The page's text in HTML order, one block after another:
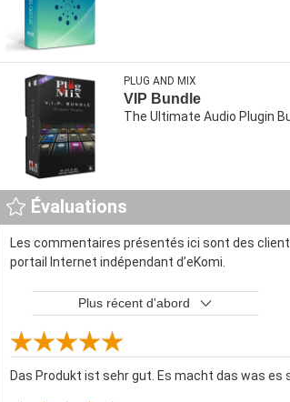
PLUG AND MIX
VIP Bundle
The Ultimate Audio Plugin
Évaluations
Les commentaires présentés ici sont des
portail Internet indépendant d’eKomi.
Plus récent d'abord
Das Produkt ist sehr gut. Es macht das was es